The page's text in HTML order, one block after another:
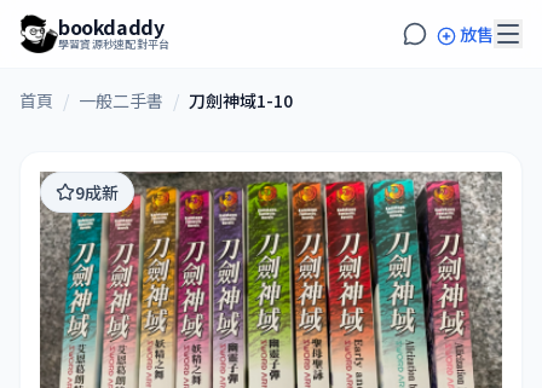
bookdaddy
學習資源秒速配對平台 放售
首頁 / 一般二手書 / 刀劍神域1-10
9成新